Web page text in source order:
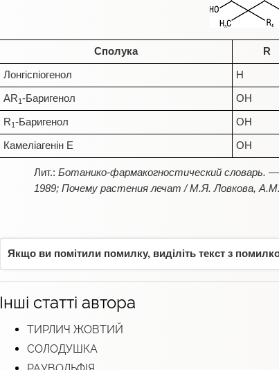
Сполука R
Лонгіспіогенол H
AR1-Баригенол OH
R1-Баригенол OH
Камеліагенін Е OH
Ботанико-фармакогностический
1989; Почему растения лечат / М.Я. Ловкова,
Якщо ви помітили помилку, виділіть текст з
Інші статті автора
ТИРЛИЧ ЖОВТИЙ
СОЛОДУШКА